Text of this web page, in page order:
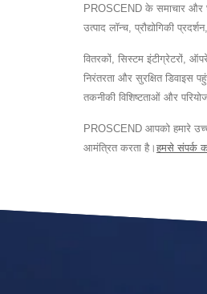
PROSCEND के समाचार और
उत्पाद लॉन्च, प्रौद्योगिकी
वितरकों, सिस्टम इंटीग्रेटरों,
निरंतरता और सुरक्षित डिवाइस
तकनीकी विशिष्टताओं और
PROSCEND आपको हमारे
आमंत्रित करता है। हमसे संपर्क